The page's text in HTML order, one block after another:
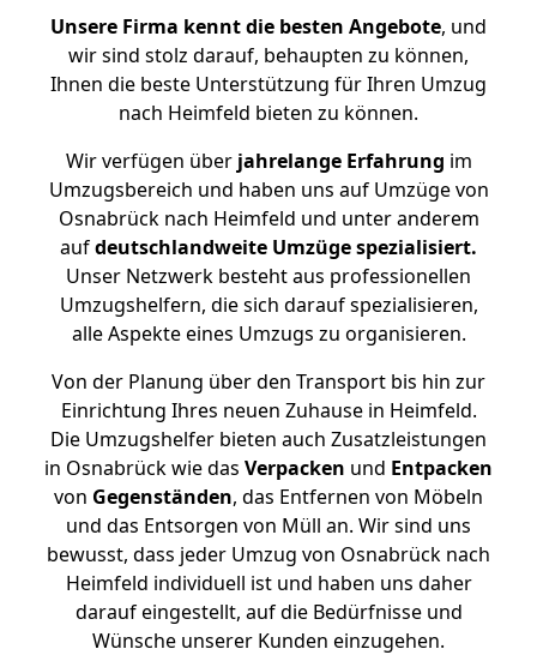
Unsere Firma kennt die besten Angebote, und
wir sind stolz darauf, behaupten zu können,
Ihnen die beste Unterstützung für Ihren Umzug
nach Heimfeld bieten zu können.
Wir verfügen überjahrelange Erfahrung im
Umzugsbereich und haben uns auf Umzüge von
Osnabrück nach Heimfeld und unter anderem
aufdeutschlandweite Umzüge spezialisiert.
Unser Netzwerk besteht aus professionellen
Umzugshelfern, die sich darauf spezialisieren,
alle Aspekte eines Umzugs zu organisieren.
Von der Planung über den Transport bis hin zur
Einrichtung Ihres neuen Zuhause in Heimfeld.
Die Umzugshelfer bieten auch Zusatzleistungen
in Osnabrück wie das Verpacken und Entpacken
von Gegenständen, das Entfernen von Möbeln
und das Entsorgen von Müll an. Wir sind uns
bewusst, dass jeder Umzug von Osnabrück nach
Heimfeld individuell ist und haben uns daher
darauf eingestellt, auf die Bedürfnisse und
Wünsche unserer Kunden einzugehen.